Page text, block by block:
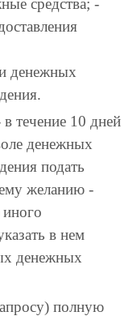
средства; -
денежных
течение 10 дней
денежных
подать
желанию -
в нем
денежных
полную